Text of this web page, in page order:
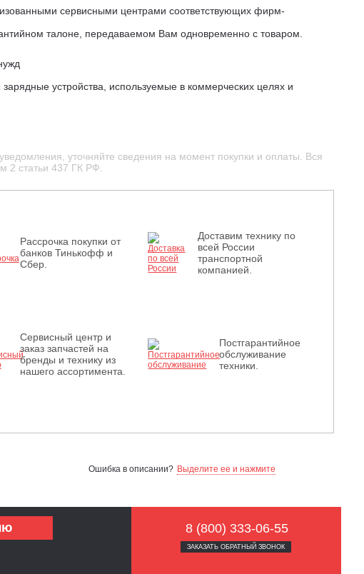
сервисными центрами соответствующих фирм-
талоне, передаваемом Вам одновременно с товаром.
устройства, используемые в коммерческих целях и
уточняйте сведения на момент покупки и оплаты. Вся
2 статьи 437 ГК РФ.
Рассрочка покупки от
банков Тинькофф и
Сбер.
Доставим технику по
всей России
транспортной
компанией.
Сервисный центр и
заказ запчастей на
бренды и технику из
нашего ассортимента.
Постгарантийное
обслуживание
техники.
Ошибка в описании? Выделите ее и нажмите
8 (800) 333-06-55
ЗАКАЗАТЬ ОБРАТНЫЙ ЗВОНОК